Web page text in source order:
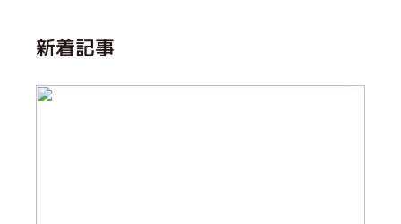
新着記事